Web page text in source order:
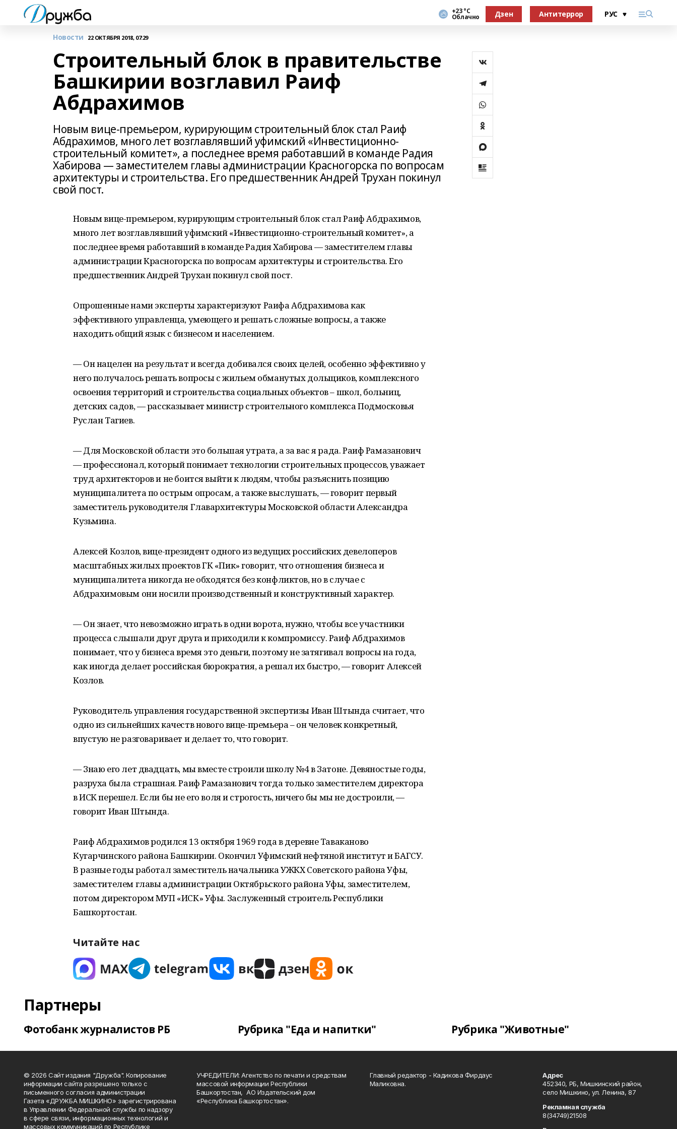
+23 °С
Облачно Дзен Антитеррор
Новости 22 ОКТЯБРЯ 2018, 07:29
Строительный блок в правительстве
Башкирии возглавил Раиф
Абдрахимов
Новым вице-премьером, курирующим строительный блок стал Раиф
Абдрахимов, много лет возглавлявший уфимский «Инвестиционно-
строительный комитет», а последнее время работавший в команде Радия
Хабирова — заместителем главы администрации Красногорска по вопросам
архитектуры и строительства. Его предшественник Андрей Трухан покинул
свой пост.
Новым вице-премьером, курирующим строительный блок стал Раиф Абдрахимов,
много лет возглавлявший уфимский «Инвестиционно-строительный комитет», а
последнее время работавший в команде Радия Хабирова — заместителем главы
администрации Красногорска по вопросам архитектуры и строительства. Его
предшественник Андрей Трухан покинул свой пост.
Опрошенные нами эксперты характеризуют Раифа Абдрахимова как
эффективного управленца, умеющего и решать сложные вопросы, а также
находить общий язык с бизнесом и населением.
— Он нацелен на результат и всегда добивался своих целей, особенно эффективно у
него получалось решать вопросы с жильем обманутых дольщиков, комплексного
освоения территорий и строительства социальных объектов – школ, больниц,
детских садов, — рассказывает министр строительного комплекса Подмосковья
Руслан Тагиев.
— Для Московской области это большая утрата, а за вас я рада. Раиф Рамазанович
— профессионал, который понимает технологии строительных процессов, уважает
труд архитекторов и не боится выйти к людям, чтобы разъяснить позицию
муниципалитета по острым опросам, а также выслушать, — говорит первый
заместитель руководителя Главархитектуры Московской области Александра
Кузьмина.
Алексей Козлов, вице-президент одного из ведущих российских девелоперов
масштабных жилых проектов ГК «Пик» говорит, что отношения бизнеса и
муниципалитета никогда не обходятся без конфликтов, но в случае с
Абдрахимовым они носили производственный и конструктивный характер.
— Он знает, что невозможно играть в одни ворота, нужно, чтобы все участники
процесса слышали друг друга и приходили к компромиссу. Раиф Абдрахимов
понимает, что у бизнеса время это деньги, поэтому не затягивал вопросы на года,
как иногда делает российская бюрократия, а решал их быстро, — говорит Алексей
Козлов.
Руководитель управления государственной экспертизы Иван Штында считает, что
одно из сильнейших качеств нового вице-премьера – он человек конкретный,
впустую не разговаривает и делает то, что говорит.
— Знаю его лет двадцать, мы вместе строили школу №4 в Затоне. Девяностые годы,
разруха была страшная. Раиф Рамазанович тогда только заместителем директора
в ИСК перешел. Если бы не его воля и строгость, ничего бы мы не достроили, —
говорит Иван Штында.
Раиф Абдрахимов родился 13 октября 1969 года в деревне Таваканово
Кугарчинского района Башкирии. Окончил Уфимский нефтяной институт и БАГСУ.
В разные годы работал заместитель начальника УЖКХ Советского района Уфы,
заместителем главы администрации Октябрьского района Уфы, заместителем,
потом директором МУП «ИСК» Уфы. Заслуженный строитель Республики
Башкортостан.
Читайте нас
Партнеры
Фотобанк журналистов РБ Рубрика "Еда и напитки" Рубрика "Животные"
© 2026 Сайт издания "Дружба". Копирование
информации сайта разрешено только с
письменного согласия администрации
Газета «ДРУЖБА МИШКИНО» зарегистрирована
в Управлении Федеральной службы по надзору
в сфере связи, информационных технологий и
массовых коммуникаций по Республике
УЧРЕДИТЕЛИ: Агентство по печати и средствам
массовой информации Республики
Башкортостан, АО Издательский дом
«Республика Башкортостан».
Главный редактор - Кадикова Фирдаус
Маликовна.
Адрес
452340, РБ, Мишкинский район,
село Мишкино, ул. Ленина, 87
Рекламная служба
8(34749)21508